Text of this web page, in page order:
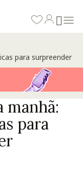
para surpreender
manhã:
para